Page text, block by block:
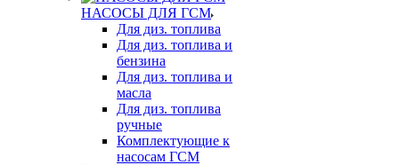
НАСОСЫ ДЛЯ ГСМ
Для диз. топлива
Для диз. топлива и
бензина
Для диз. топлива и
масла
Для диз. топлива
ручные
Комплектующие к
насосам ГСМ